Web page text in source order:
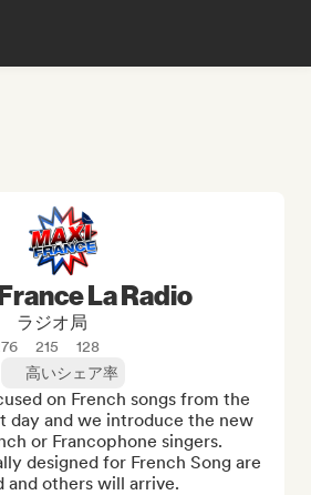
La Radio
ラジオ局
215
128
高いシェア率
on French songs from the
day and we introduce the new
or Francophone singers.
designed for French Song are
and others will arrive.